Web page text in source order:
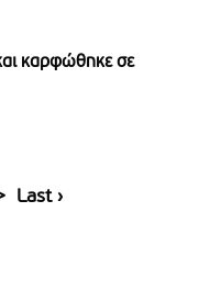
καρφώθηκε σε
Last ›